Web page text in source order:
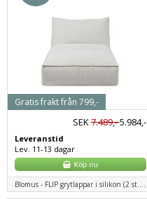
SEK7.489,-5.984,-
Leveranstid
Lev. 11-13 dagar
Gratis frakt från 799,-
Blomus - FLIP grytlappar i silikon (2 st.) - benvit